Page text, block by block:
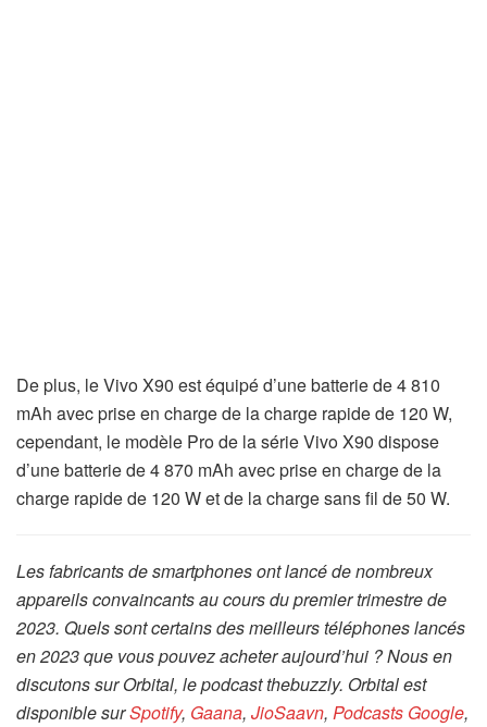
De plus, le Vivo X90 est équipé d’une batterie de 4 810
mAh avec prise en charge de la charge rapide de 120 W,
cependant, le modèle Pro de la série Vivo X90 dispose
d’une batterie de 4 870 mAh avec prise en charge de la
charge rapide de 120 W et de la charge sans fil de 50 W.
Les fabricants de smartphones ont lancé de nombreux
appareils convaincants au cours du premier trimestre de
2023. Quels sont certains des meilleurs téléphones lancés
en 2023 que vous pouvez acheter aujourd’hui ? Nous en
discutons sur Orbital, le podcast thebuzzly. Orbital est
disponible surSpotify, Gaana, JioSaavn, Podcasts Google,